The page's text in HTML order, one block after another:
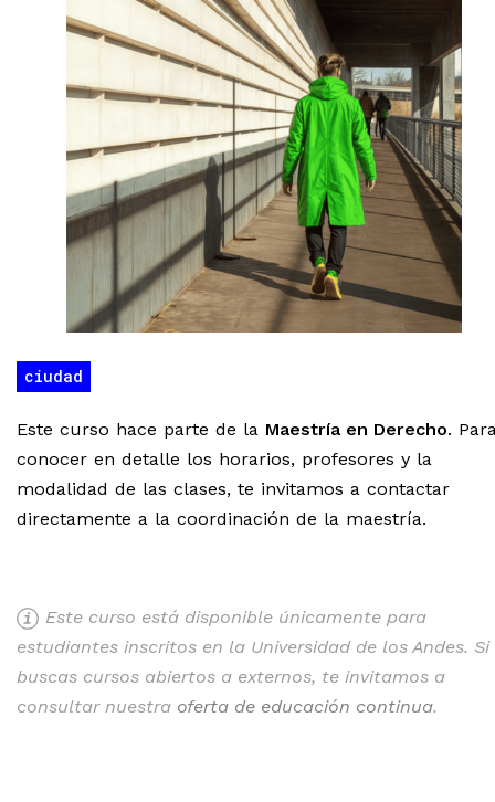
ciudad
Este curso hace parte de la Maestría en Derecho.
conocer en detalle los horarios, profesores y la
modalidad de las clases, te invitamos a contactar
directamente a la coordinación de la maestría.
Este curso está disponible únicamente para
estudiantes inscritos en la Universidad de los Andes. Si
buscas cursos abiertos a externos, te invitamos a
consultar nuestra oferta de educación continua.